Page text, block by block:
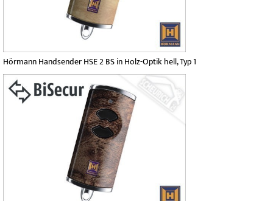
Hörmann Handsender HSE 2 BS in Holz-Optik hell, Typ 1